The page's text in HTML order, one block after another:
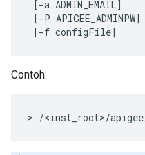
[-a ADMIN_EMAIL]
[-P APIGEE_ADMINPW]
[-f configFile]
Contoh:
> /<inst_root>/apigee